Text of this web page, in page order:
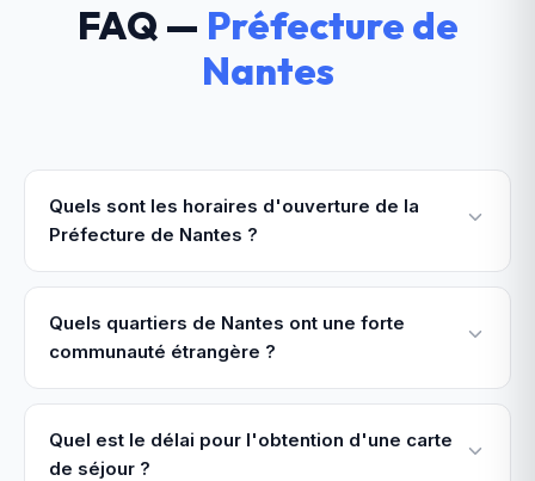
FAQ — Préfecture de
Nantes
Quels sont les horaires d'ouverture de la
Préfecture de Nantes ?
Quels quartiers de Nantes ont une forte
communauté étrangère ?
Quel est le délai pour l'obtention d'une carte
de séjour ?